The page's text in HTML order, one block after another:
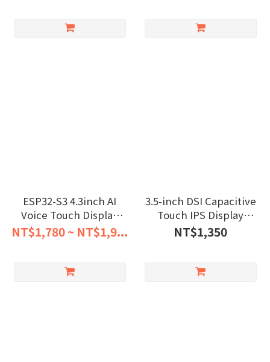
ESP32-S3 4.3inch AI
Voice Touch Display
Development Board,
800 × 480 Resolution,
Array, Supports 2.4GHz
NT$1,780 ~ NT$1,9...
3.5-inch DSI Capacitive
Touch IPS Display
640x480
NT$1,350